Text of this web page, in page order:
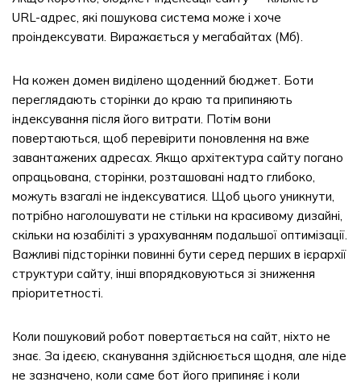
URL-адрес, які пошукова система може і хоче
проіндексувати. Виражається у мегабайтах (Мб).
На кожен домен виділено щоденний бюджет. Боти
переглядають сторінки до краю та припиняють
індексування після його витрати. Потім вони
повертаються, щоб перевірити поновлення на вже
завантажених адресах. Якщо архітектура сайту погано
опрацьована, сторінки, розташовані надто глибоко,
можуть взагалі не індексуватися. Щоб цього уникнути,
потрібно наголошувати не стільки на красивому дизайні,
скільки на юзабіліті з урахуванням подальшої оптимізації.
Важливі підсторінки повинні бути серед перших в ієрархії
структури сайту, інші впорядковуються зі зниження
пріоритетності.
Коли пошуковий робот повертається на сайт, ніхто не
знає. За ідеєю, сканування здійснюється щодня, але ніде
не зазначено, коли саме бот його припиняє і коли